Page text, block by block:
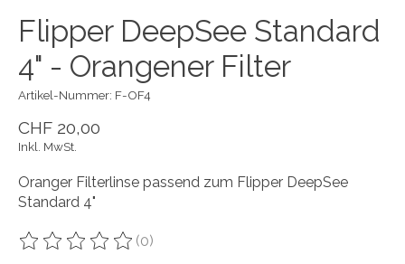
Flipper DeepSee Standard
4" - Orangener Filter
Artikel-Nummer: F-OF4
CHF 20,00
Inkl. MwSt.
Oranger Filterlinse passend zum Flipper DeepSee
Standard 4"
Die Bewertung dieses Produkts ist
(0)